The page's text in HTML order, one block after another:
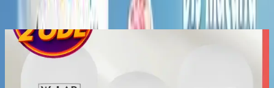
Ayın popüler yazıları